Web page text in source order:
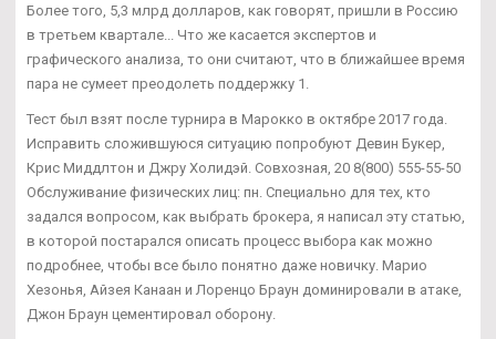
Более того, 5,3 млрд долларов, как говорят, пришли в Россию
в третьем квартале... Что же касается экспертов и
графического анализа, то они считают, что в ближайшее время
пара не сумеет преодолеть поддержку 1.
Тест был взят после турнира в Марокко в октябре 2017 года.
Исправить сложившуюся ситуацию попробуют Девин Букер,
Крис Миддлтон и Джру Холидэй. Совхозная, 20 8(800) 555-55-50
Обслуживание физических лиц: пн. Специально для тех, кто
задался вопросом, как выбрать брокера, я написал эту статью,
в которой постарался описать процесс выбора как можно
подробнее, чтобы все было понятно даже новичку. Марио
Хезонья, Айзея Канаан и Лоренцо Браун доминировали в атаке,
Джон Браун цементировал оборону.